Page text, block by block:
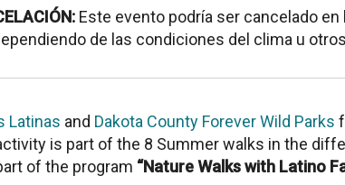
Este evento podría ser cancelado
de las condiciones del clima u
Latinas and Dakota County Forever Wild Parks
is part of the 8 Summer walks in the
of the program “Nature Walks with Latino